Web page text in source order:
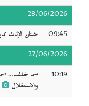
28/06/2026
09:45 ختان الإناث
27/06/2026
10:19
سما خلف… صمتٌ
والاستقلال